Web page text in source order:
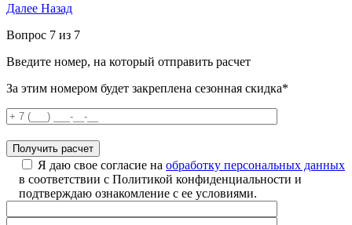
Далее Назад
Вопрос 7 из 7
Введите номер, на который отправить расчет
За этим номером будет закреплена сезонная скидка*
Я даю свое согласие на обработку персональных данных
в соответствии с Политикой конфиденциальности и
подтверждаю ознакомление с ее условиями.